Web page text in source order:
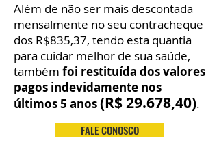
Além de não ser mais descontada
mensalmente no seu contracheque
dos R$835,37, tendo esta quantia
para cuidar melhor de sua saúde,
também foi restituída dos valores
pagos indevidamente nos
últimos 5 anos(R$ 29.678,40).
FALE CONOSCO